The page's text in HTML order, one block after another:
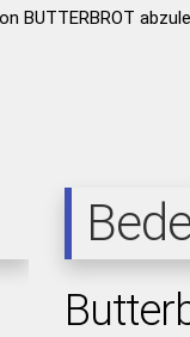
BUTTERBROT